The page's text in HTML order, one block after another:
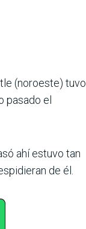
(noroeste) tuvo
pasado el
ahí estuvo tan
de él.